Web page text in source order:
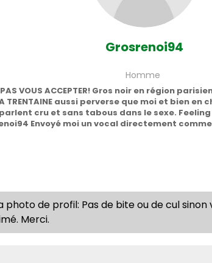
Grosrenoi94
Homme
PAS VOUS ACCEPTER! Gros noir en région
LA TRENTAINE aussi perverse que moi et
cru et sans tabous dans le sexe.
Envoyé moi un vocal directement
photo de profil: Pas de bite ou de cul
Merci.